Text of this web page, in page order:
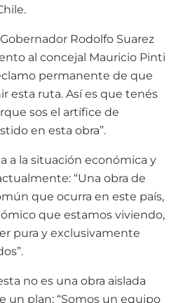
Rodolfo Suarez
al concejal Mauricio Pinti
permanente de que
esta ruta. Así es que tenés
sos el artífice de
en esta obra”.
a la situación económica y
“Una obra de
que ocurra en este país,
que estamos viviendo,
pura y exclusivamente
no es una obra aislada
un plan: “Somos un equipo